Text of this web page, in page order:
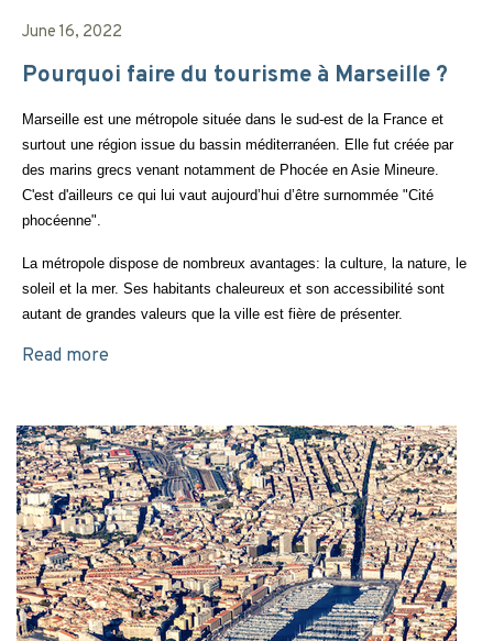
June 16, 2022
Pourquoi faire du tourisme à Marseille ?
Marseille est une métropole située dans le sud-est de la France et
surtout une région issue du bassin méditerranéen. Elle fut créée par
des marins grecs venant notamment de Phocée en Asie Mineure.
C'est d'ailleurs ce qui lui vaut aujourd’hui d’être surnommée "Cité
phocéenne".
La métropole dispose de nombreux avantages: la culture, la nature, le
soleil et la mer. Ses habitants chaleureux et son accessibilité sont
autant de grandes valeurs que la ville est fière de présenter.
Read more